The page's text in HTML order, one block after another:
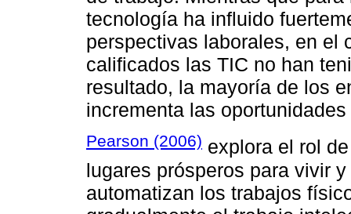
tecnología ha influido
perspectivas laborales, en el
calificados las TIC no han
resultado, la mayoría de los
incrementa las
Pearson (2006) explora el rol
lugares prósperos para vivir
automatizan los trabajos